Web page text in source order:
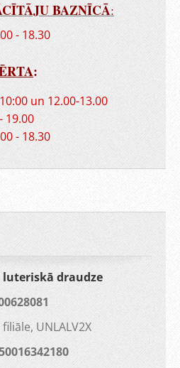
BAZNĪCĀ:
- 18.30
:
un 12.00-13.00
19.00
- 18.30
draudze
UNLALV2X